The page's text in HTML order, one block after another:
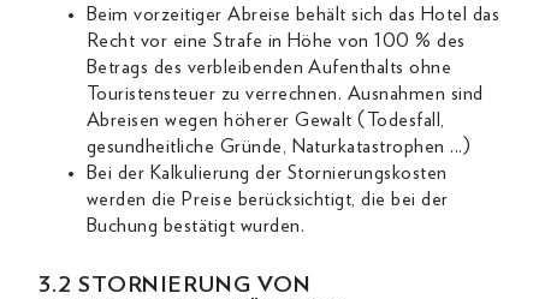
Beim vorzeitiger Abreise behält sich das Hotel das
Recht vor eine Strafe in Höhe von 100 % des
Betrags des verbleibenden Aufenthalts ohne
Touristensteuer zu verrechnen. Ausnahmen sind
Abreisen wegen höherer Gewalt (Todesfall,
gesundheitliche Gründe, Naturkatastrophen ...)
Bei der Kalkulierung der Stornierungskosten
werden die Preise berücksichtigt, die bei der
Buchung bestätigt wurden.
3.2 STORNIERUNG VON